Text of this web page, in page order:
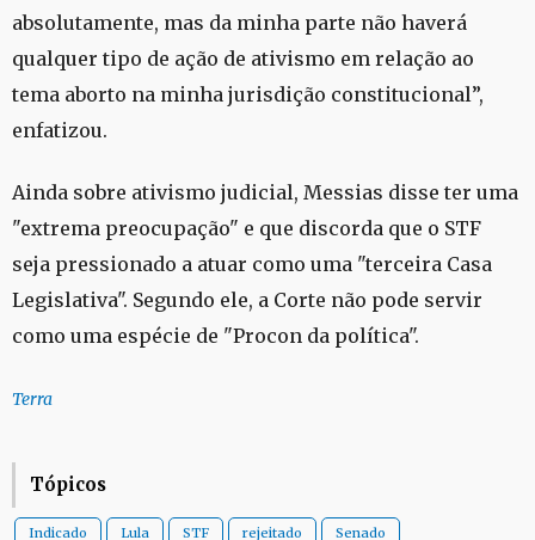
absolutamente, mas da minha parte não haverá
qualquer tipo de ação de ativismo em relação ao
tema aborto na minha jurisdição constitucional”,
enfatizou.
Ainda sobre ativismo judicial, Messias disse ter uma
"extrema preocupação" e que discorda que o STF
seja pressionado a atuar como uma "terceira Casa
Legislativa". Segundo ele, a Corte não pode servir
como uma espécie de "Procon da política".
Terra
Tópicos
Indicado Lula STF rejeitado Senado